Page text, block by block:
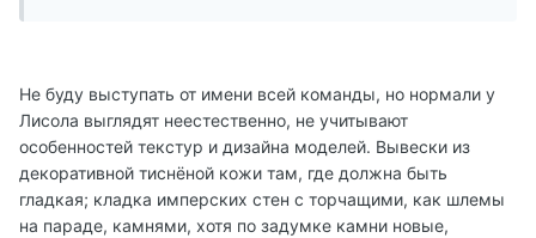
Не буду выступать от имени всей команды, но нормали у
Лисола выглядят неестественно, не учитывают
особенностей текстур и дизайна моделей. Вывески из
декоративной тиснёной кожи там, где должна быть
гладкая; кладка имперских стен с торчащими, как шлемы
на параде, камнями, хотя по задумке камни новые,